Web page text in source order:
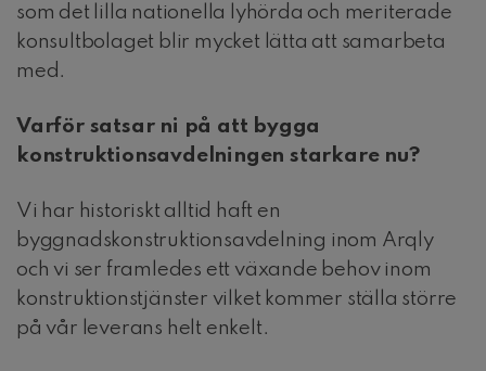
som det lilla nationella lyhörda och meriterade
konsultbolaget blir mycket lätta att samarbeta
med.
Varför satsar ni på att bygga
konstruktionsavdelningen starkare nu?
Vi har historiskt alltid haft en
byggnadskonstruktionsavdelning inom Arqly
och vi ser framledes ett växande behov inom
konstruktionstjänster vilket kommer ställa större
på vår leverans helt enkelt.